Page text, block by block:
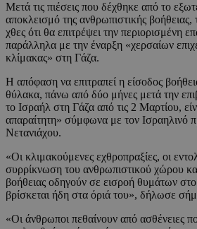
Μετά τις πιέσεις που δέχθηκε από το
αποκλεισμό της ανθρωπιστικής
χθες ότι θα επιτρέψει την περιορισμένη
παράλληλα με την έναρξη «χερσαίων
κλίμακας» στη Γάζα.
Η απόφαση να επιτραπεί η είσοδος
θύλακα, πάνω από δύο μήνες μετά την
το Ισραήλ στη Γάζα από τις 2 Μαρτίου,
απαραίτητη» σύμφωνα με τον Ισραηλινό
Νετανιάχου.
«Οι κλιμακούμενες εχθροπραξίες, οι
συρρίκνωση του ανθρωπιστικού χώρου
βοήθειας οδηγούν σε εισροή θυμάτων
βρίσκεται ήδη στα όριά του», δήλωσε
«Οι άνθρωποι πεθαίνουν από ασθένειες